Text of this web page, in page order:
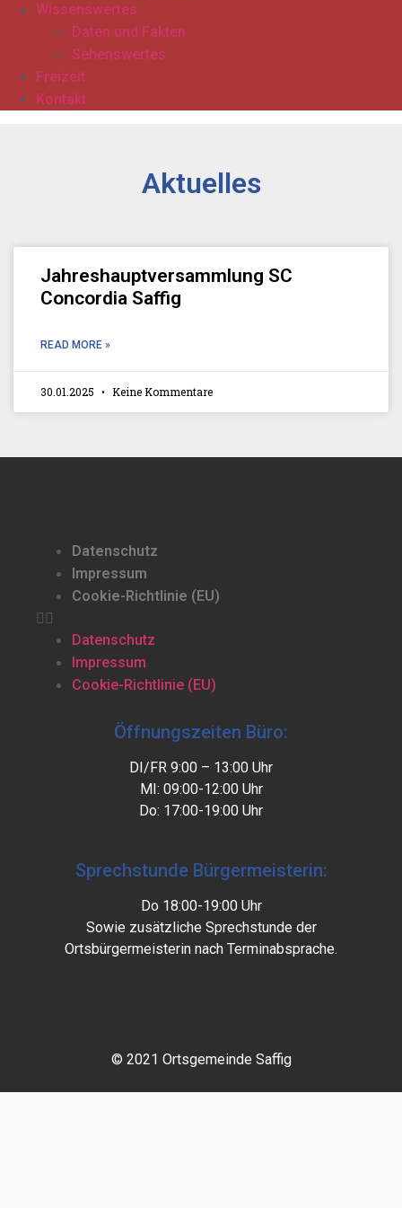
Wissenswertes
Daten und Fakten
Sehenswertes
Freizeit
Kontakt
Aktuelles
Jahreshauptversammlung SC
Concordia Saffig
READ MORE »
30.01.2025 Keine Kommentare
Datenschutz
Impressum
Cookie-Richtlinie (EU)
Datenschutz
Impressum
Cookie-Richtlinie (EU)
Öffnungszeiten Büro:
DI/FR 9:00 – 13:00 Uhr
MI: 09:00-12:00 Uhr
Do: 17:00-19:00 Uhr
Sprechstunde Bürgermeisterin:
Do 18:00-19:00 Uhr
Sowie zusätzliche Sprechstunde der
Ortsbürgermeisterin nach Terminabsprache.
© 2021 Ortsgemeinde Saffig